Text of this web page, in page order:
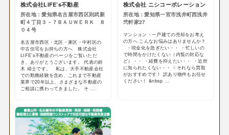
株式会社LIFE’s不動産
所在地：愛知県名古屋市西区則武新
町４丁目３－７ＢＡＵＷＥＲＫ ８
０４号
名古屋市西区・北区・東区・中村区の
中古住宅をお持ちの方へ 株式会社
LIFE’s不動産のページをご覧いただ
き、ありがとうございます。 代表の鈴
木 靖士です。 私は、大手不動産会社
での勤務経験を含め、これまで不動産
業界で20年以上、さまざまな不動産の
ご相談に携わってきました。 そ ...
株式会社 ニシコーポレーション
所在地：愛知県一宮市浅井町西浅井
弐軒家27
マンション・一戸建ての売却をお考え
の方へ こんなお悩みはありませんか？
・現金化を急ぎたい・・ ・忙しいの
で時間をかけたくない（内覧の対応な
ど）・・ ・経費を抑えたい・・ ・近所
に知られたくない・・ ☟ それなら買取
がおすすめです！ 訳あり物件もお任せ
ください！ &nbsp ...